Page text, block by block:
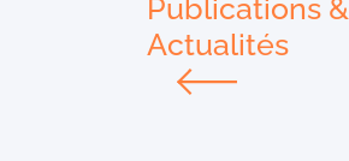
Publications &
Actualités